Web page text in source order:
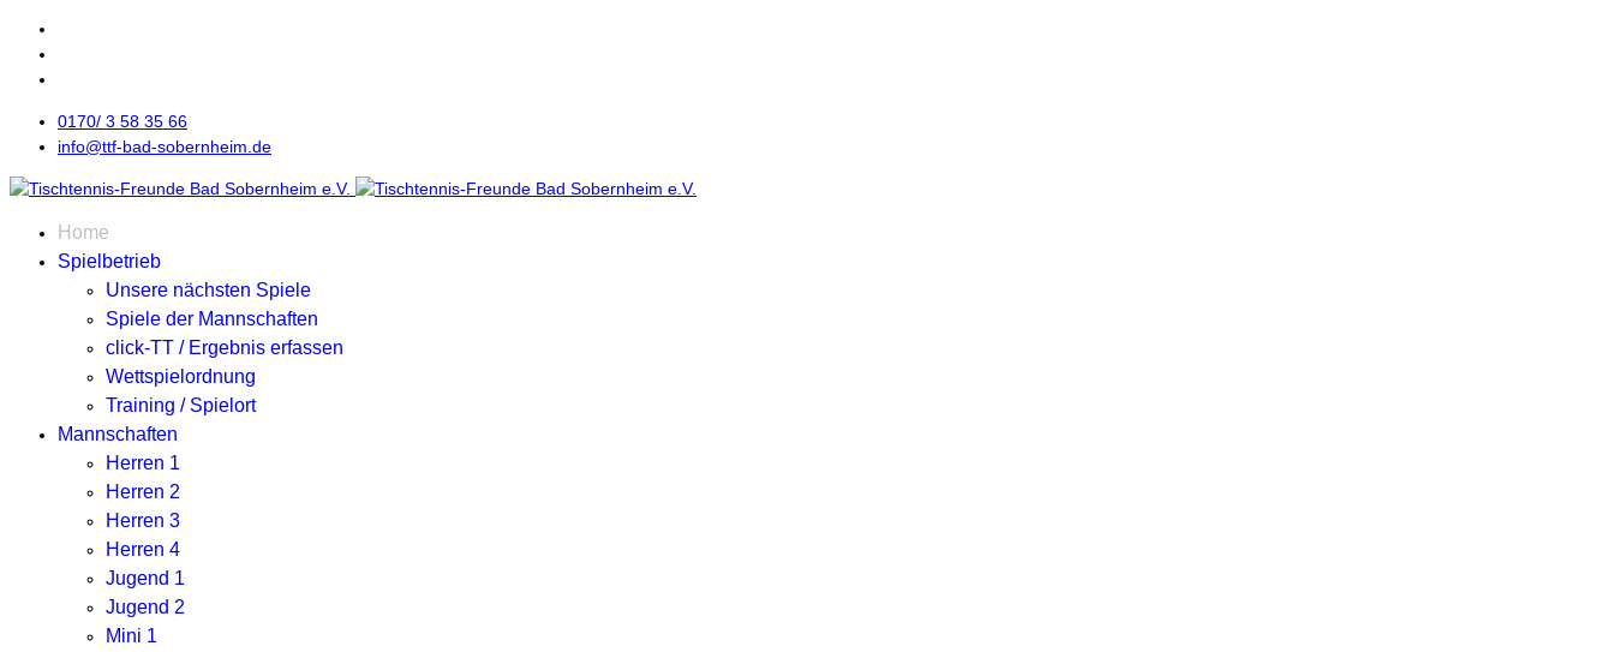
0170/ 3 58 35 66
info@ttf-bad-sobernheim.de
Home
Spielbetrieb
Unsere nächsten Spiele
Spiele der Mannschaften
click-TT / Ergebnis erfassen
Wettspielordnung
Training / Spielort
Mannschaften
Herren 1
Herren 2
Herren 3
Herren 4
Jugend 1
Jugend 2
Mini 1